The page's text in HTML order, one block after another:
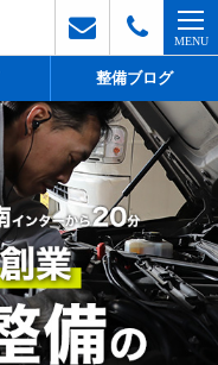
整備ブログ